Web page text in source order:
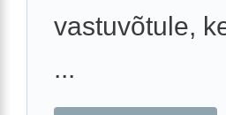
vastuvõtule,
...